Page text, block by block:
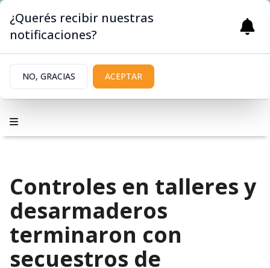
Controles en talleres y
desarmaderos
terminaron con
secuestros de
¿Querés recibir nuestras
notificaciones?
NO, GRACIAS ACEPTAR